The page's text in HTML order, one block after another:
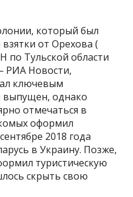
который был
от Орехова (
по Тульской области
РИА Новости,
ключевым
выпущен, однако
отмечаться в
оформил
2018 года
в Украину. Позже,
туристическую
скрыть свою